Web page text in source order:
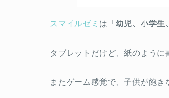
スマイルゼミ は 「幼児、小学
タブレットだけど、紙のように
またゲーム感覚で、子供が飽き